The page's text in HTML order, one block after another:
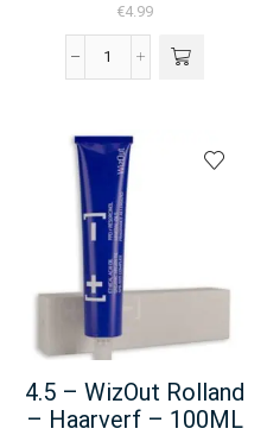
€4.99
4.46
Rolland
Haarverf
-
100ML
aantal
4.5 – WizOut Rolland
– Haarverf – 100ML